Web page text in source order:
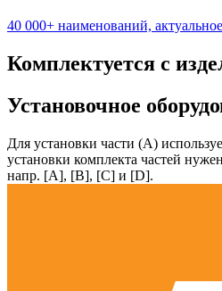
40 000+ наименований,
Комплектуется с
Установочное
Для установки части (А)
установки комплекта частей нужен
напр. [А], [B], [С] и [D].